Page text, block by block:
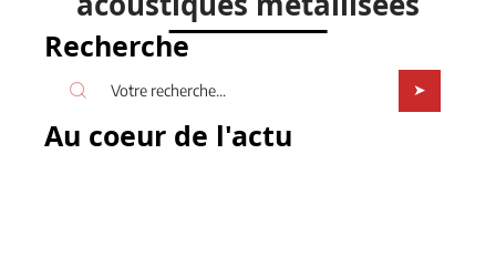
Recherche
Au coeur de l'actu